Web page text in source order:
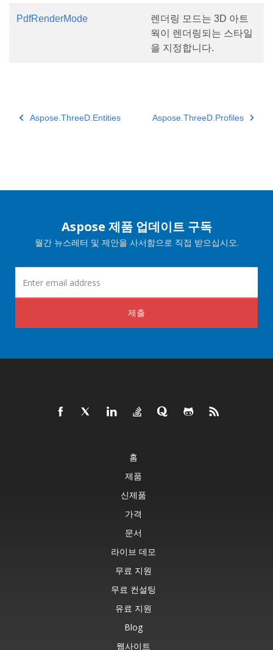
PdfRenderMode
렌더링 모드는 3D 아트
웍이 렌더링되는 스타일
을 지정합니다.
Aspose.ThreeD.Entities Aspose.ThreeD.Profiles
Aspose 제품 업데이트 구독
월간 뉴스레터 및 제안을 사서함으로 직접 받으십시오.
제출
홈
제품
신제품
가격
문서
라이브 데모
무료 지원
무료 컨설팅
유료 지원
Blog
웹사이트